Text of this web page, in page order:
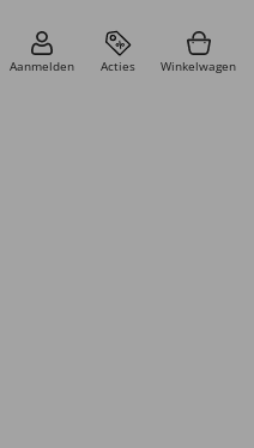
Aanmelden Acties Winkelwagen